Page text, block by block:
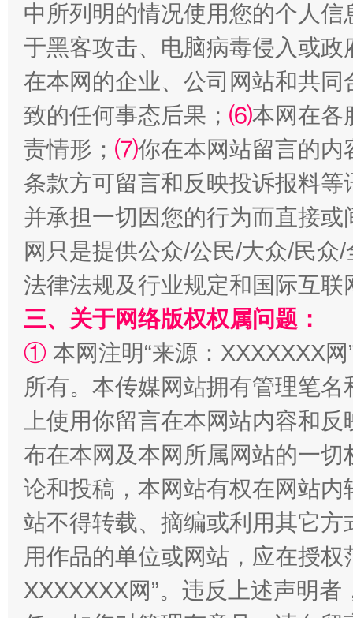
扯下公款旅游的“隐身衣” 如何以
“蜀中异人”王建安的艺术幻境
中所列明的情况使用您的个人
于黑客攻击、电脑病毒侵入或
在本网的企业、公司网站和共
致的任何事态后果； ⑹本网在各
责情形； ⑺你在本网站留言的内
条款方可留言和反映投诉报料
并承担一切因您的行为而直接
网只是提供公众/公民/大众/民
法律法规及行业规定和国际互
三、关于网络版权权属问题：
① 本网注明“来源：XXXXXXX
所有。本传媒网站拥有管理笔
上使用你留言在本网站内容和
布在本网及本网所属网站的一
论和投稿，本网站有权在网站
站不得转载、摘编或利用其它
用作品的单位或网站，应在授
XXXXXXX网”。违反上述声明